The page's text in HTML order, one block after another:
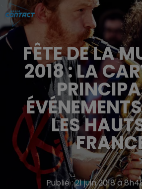
FÊTE DE LA
2018 : LA
LES
Publié : 21 juin 2018 à